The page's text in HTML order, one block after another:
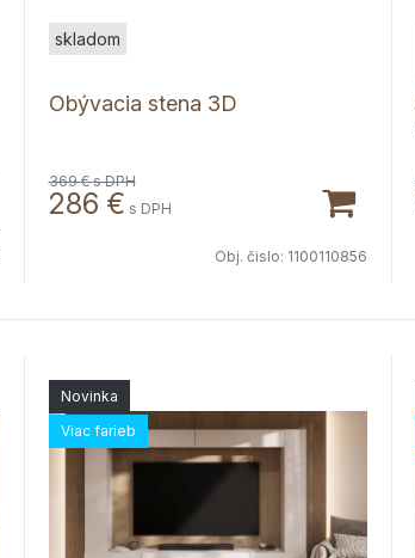
Obývacia stena 3D
skladom
369 €s DPH
286 € s DPH
Obj. čislo: 1100110856
Novinka
Viac farieb